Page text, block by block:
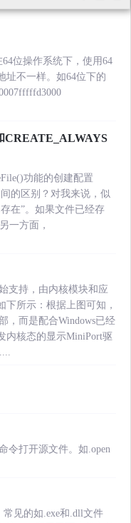
位操作系统下，使用64
址不一样。如64位下的
CREATE_ALWAYS
功能的创建配置
的区别？对我来说，似
在”。如果文件已经存
一方面，
支持，由内核模块和应
所示：根据上图可知，
，而是配合Windows已经
内核态的显示MiniPort驱
令打开源文件。如.open
常见的如.exe和.dll文件